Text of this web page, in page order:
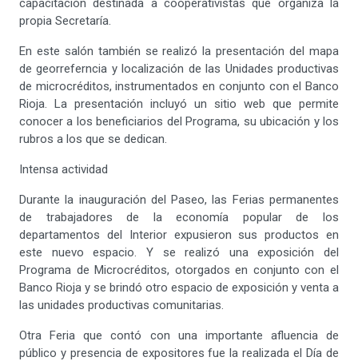
capacitación destinada a cooperativistas que organiza la
propia Secretaría.
En este salón también se realizó la presentación del mapa
de georreferncia y localización de las Unidades productivas
de microcréditos, instrumentados en conjunto con el Banco
Rioja. La presentación incluyó un sitio web que permite
conocer a los beneficiarios del Programa, su ubicación y los
rubros a los que se dedican.
Intensa actividad
Durante la inauguración del Paseo, las Ferias permanentes
de trabajadores de la economía popular de los
departamentos del Interior expusieron sus productos en
este nuevo espacio. Y se realizó una exposición del
Programa de Microcréditos, otorgados en conjunto con el
Banco Rioja y se brindó otro espacio de exposición y venta a
las unidades productivas comunitarias.
Otra Feria que contó con una importante afluencia de
público y presencia de expositores fue la realizada el Día de